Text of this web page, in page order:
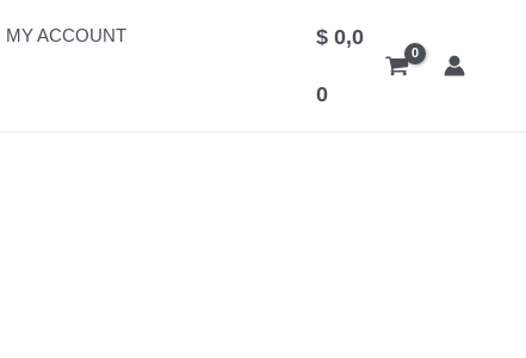
MY ACCOUNT $ 0,0
0